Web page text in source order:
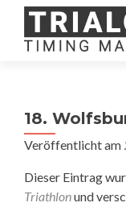
18.
Veröffentlicht am
Dieser Eintrag
Triathlonund